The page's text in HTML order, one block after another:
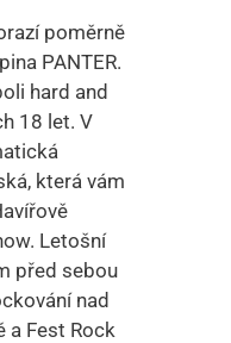
poměrně
PANTER.
hard and
18 let. V
která vám
Letošní
před sebou
nad
a Fest Rock